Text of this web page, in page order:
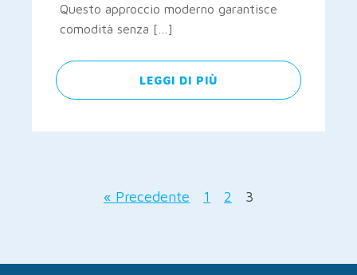
Questo approccio moderno garantisce
comodità senza […]
LEGGI DI PIÙ
« Precedente 1 2 3